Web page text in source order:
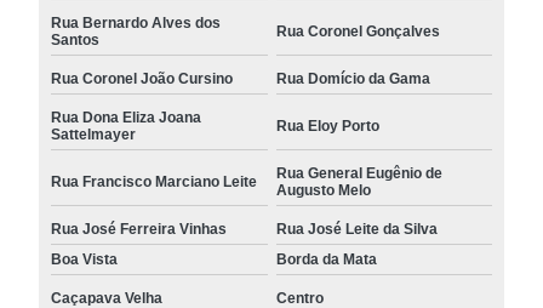
Rua Bernardo Alves dos
Santos
Rua Coronel Gonçalves
Rua Coronel João Cursino Rua Domício da Gama
Rua Dona Eliza Joana
Sattelmayer
Rua Eloy Porto
Rua Francisco Marciano Leite
Rua General Eugênio de
Augusto Melo
Rua José Ferreira Vinhas
Rua José Leite da Silva
Boa Vista
Borda da Mata
Caçapava Velha Centro